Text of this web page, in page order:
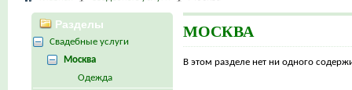
МОСКВА
В этом разделе нет ни одного
Разделы
Свадебные услуги
Москва
Одежда